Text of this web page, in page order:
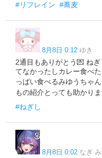
#リフレイン #蕎麦
8月8日 0:12 ゆき
2通目もありがとう💌 ね
てなかったしカレー食べ
っぱい食べるみゆうちゃ
もの紹介とっても助かり
#ねぎし
8月8日 0:02 なぎ